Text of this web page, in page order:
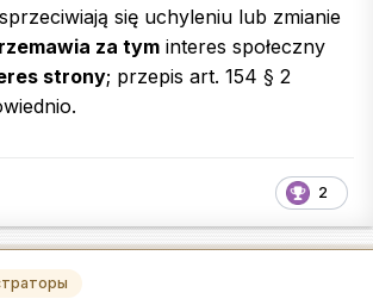
się uchyleniu lub zmianie
za tym interes społeczny
strony; przepis art. 154 § 2
2